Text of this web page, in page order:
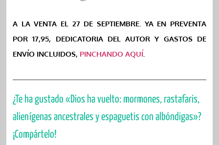
A LA VENTA EL 27 DE SEPTIEMBRE. YA EN PREVENTA
POR 17,95, DEDICATORIA DEL AUTOR Y GASTOS DE
ENVÍO INCLUIDOS, PINCHANDO AQUÍ.
¿Te ha gustado «Dios ha vuelto: mormones, rastafaris,
alienígenas ancestrales y espaguetis con albóndigas»?
¡Compártelo!